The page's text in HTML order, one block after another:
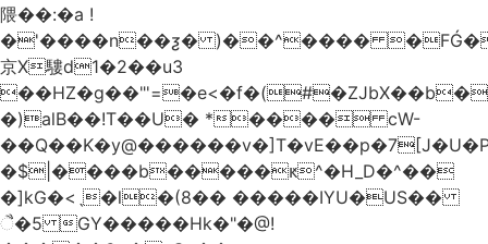
隈��:�a !
�'����n��ƺ� )��^����
京X䮫d1�2��u3
�)alB��!T��U� *���� cW-
�$|����b�����ԟ^�H_D�^��
�]kG�<ˎ�l�(8�� �����IYU�US��
ૈ�5 GY�����Hk�"�@!